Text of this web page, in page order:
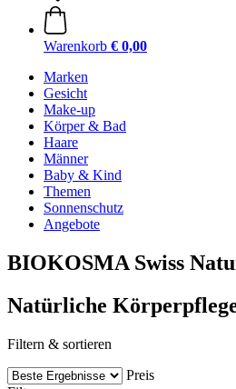
Warenkorb € 0,00
Marken
Gesicht
Make-up
Körper & Bad
Haare
Männer
Baby & Kind
Themen
Sonnenschutz
Angebote
BIOKOSMA Swiss
Natürliche
Filtern & sortieren
Preis